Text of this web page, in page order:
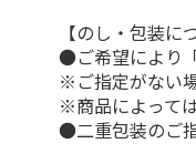
【のし・包装に
●ご希望により
※ご指定がない
※商品によって
●二重包装のご